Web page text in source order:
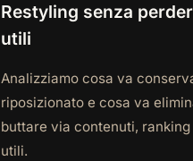
Restyling senza
utili
Analizziamo cosa va
riposizionato e cosa va
buttare via contenuti, ranking
utili.